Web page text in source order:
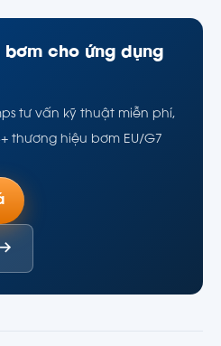
cho ứng dụng
tư vấn kỹ thuật miễn phí,
thương hiệu bơm EU/G7